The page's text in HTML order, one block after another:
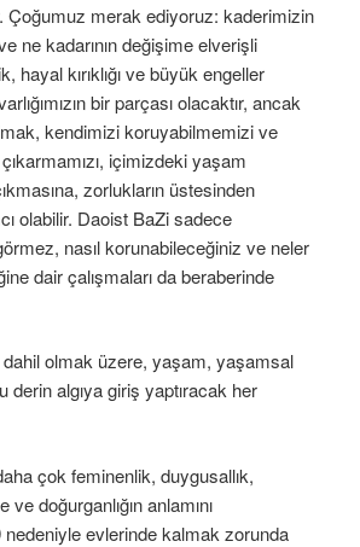
Çoğumuz merak ediyoruz: kaderimizin
ne kadarının değişime elverişli
hayal kırıklığı ve büyük engeller
bir parçası olacaktır, ancak
kendimizi koruyabilmemizi ve
çıkarmamızı, içimizdeki yaşam
zorlukların üstesinden
olabilir. Daoist BaZi sadece
nasıl korunabileceğiniz ve neler
dair çalışmaları da beraberinde
dahil olmak üzere, yaşam, yaşamsal
algıya giriş yaptıracak her
çok feminenlik, duygusallık,
doğurganlığın anlamını
evlerinde kalmak zorunda